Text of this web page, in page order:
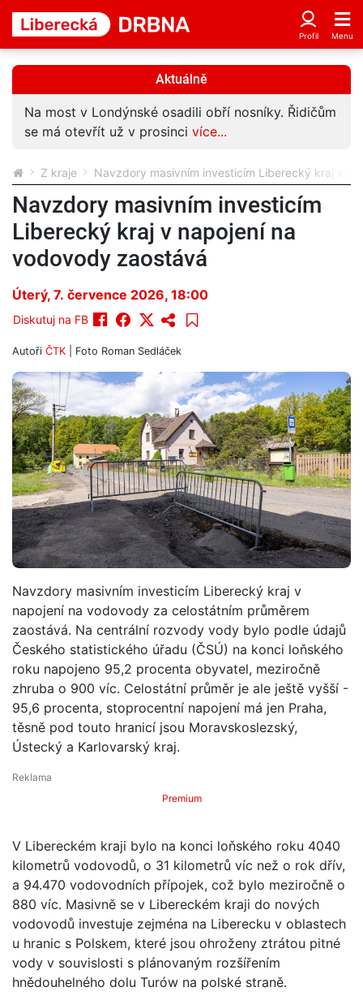
Aktuálně
Na most v Londýnské osadili obří nosníky. Řidičům
se má otevřít už v prosinci více...
Z kraje Navzdory masivním investicím Liberecký kraj v
Navzdory masivním investicím
Liberecký kraj v napojení na
vodovody zaostává
Úterý, 7. července 2026, 18:00
Diskutuj na FB
Autoři ČTK | Foto Roman Sedláček
Navzdory masivním investicím Liberecký kraj v
napojení na vodovody za celostátním průměrem
zaostává. Na centrální rozvody vody bylo podle údajů
Českého statistického úřadu (ČSÚ) na konci loňského
roku napojeno 95,2 procenta obyvatel, meziročně
zhruba o 900 víc. Celostátní průměr je ale ještě vyšší -
95,6 procenta, stoprocentní napojení má jen Praha,
těsně pod touto hranicí jsou Moravskoslezský,
Ústecký a Karlovarský kraj.
Premium
V Libereckém kraji bylo na konci loňského roku 4040
kilometrů vodovodů, o 31 kilometrů víc než o rok dřív,
a 94.470 vodovodních přípojek, což bylo meziročně o
880 víc. Masivně se v Libereckém kraji do nových
vodovodů investuje zejména na Liberecku v oblastech
u hranic s Polskem, které jsou ohroženy ztrátou pitné
vody v souvislosti s plánovaným rozšířením
hnědouhelného dolu Turów na polské straně.